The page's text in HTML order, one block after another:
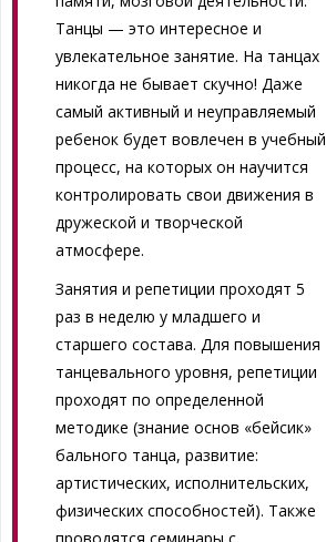
Танцы — это интересное и
увлекательное занятие. На танцах
никогда не бывает скучно! Даже
самый активный и неуправляемый
ребенок будет вовлечен в учебный
процесс, на которых он научится
контролировать свои движения в
дружеской и творческой
атмосфере.
Занятия и репетиции проходят 5
раз в неделю у младшего и
старшего состава. Для повышения
танцевального уровня, репетиции
проходят по определенной
методике (знание основ «бейсик»
бального танца, развитие:
артистических, исполнительских,
физических способностей). Также